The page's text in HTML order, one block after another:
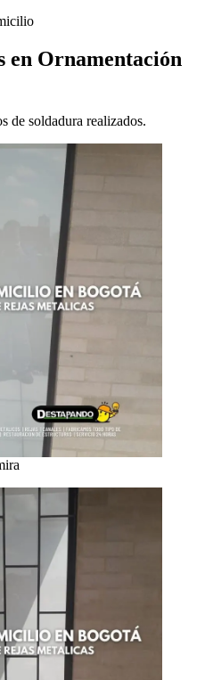
en Ornamentación
de soldadura realizados.